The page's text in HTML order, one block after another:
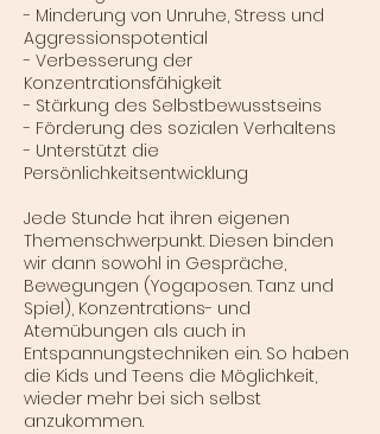
- Minderung von Unruhe, Stress und
Aggressionspotential
- Verbesserung der
Konzentrationsfähigkeit
- Stärkung des Selbstbewusstseins
- Förderung des sozialen Verhaltens
- Unterstützt die
Persönlichkeitsentwicklung
Jede Stunde hat ihren eigenen
Themenschwerpunkt. Diesen binden
wir dann sowohl in Gespräche,
Bewegungen (Yogaposen. Tanz und
Spiel), Konzentrations- und
Atemübungen als auch in
Entspannungstechniken ein. So haben
die Kids und Teens die Möglichkeit,
wieder mehr bei sich selbst
anzukommen.